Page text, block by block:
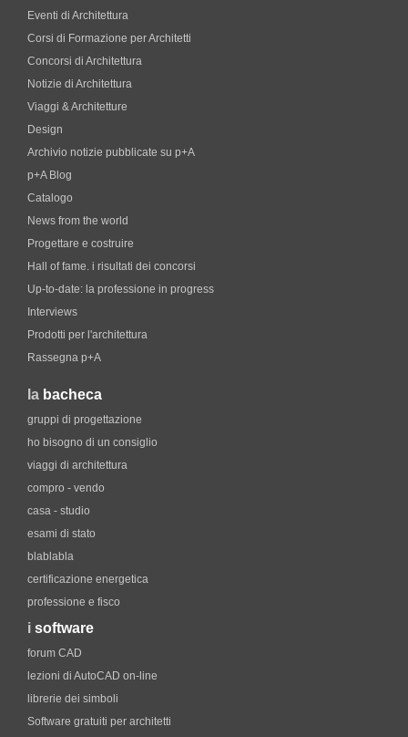
Eventi di Architettura
Corsi di Formazione per Architetti
Concorsi di Architettura
Notizie di Architettura
Viaggi & Architetture
Design
Archivio notizie pubblicate su p+A
p+A Blog
Catalogo
News from the world
Progettare e costruire
Hall of fame. i risultati dei concorsi
Up-to-date: la professione in progress
Interviews
Prodotti per l'architettura
Rassegna p+A
la bacheca
gruppi di progettazione
ho bisogno di un consiglio
viaggi di architettura
compro - vendo
casa - studio
esami di stato
blablabla
certificazione energetica
professione e fisco
i software
forum CAD
lezioni di AutoCAD on-line
librerie dei simboli
Software gratuiti per architetti